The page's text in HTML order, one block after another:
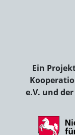
Ein
e.V. und